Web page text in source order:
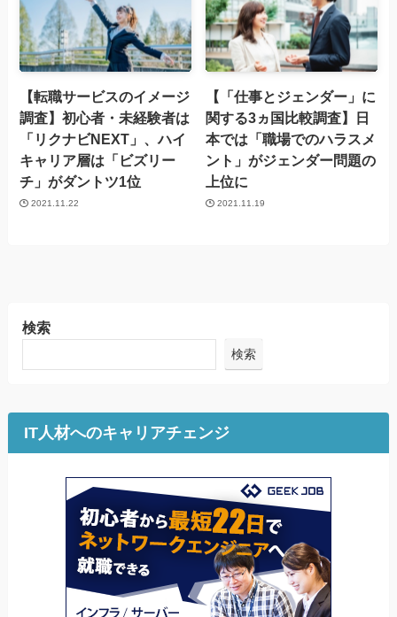
【転職サービスのイメージ
調査】初心者・未経験者は
「リクナビNEXT」、ハイ
キャリア層は「ビズリー
チ」がダントツ1位
2021.11.22
【「仕事とジェンダー」に
関する3ヵ国比較調査】日
本では「職場でのハラスメ
ント」がジェンダー問題の
上位に
2021.11.19
検索
検索
IT人材へのキャリアチェンジ